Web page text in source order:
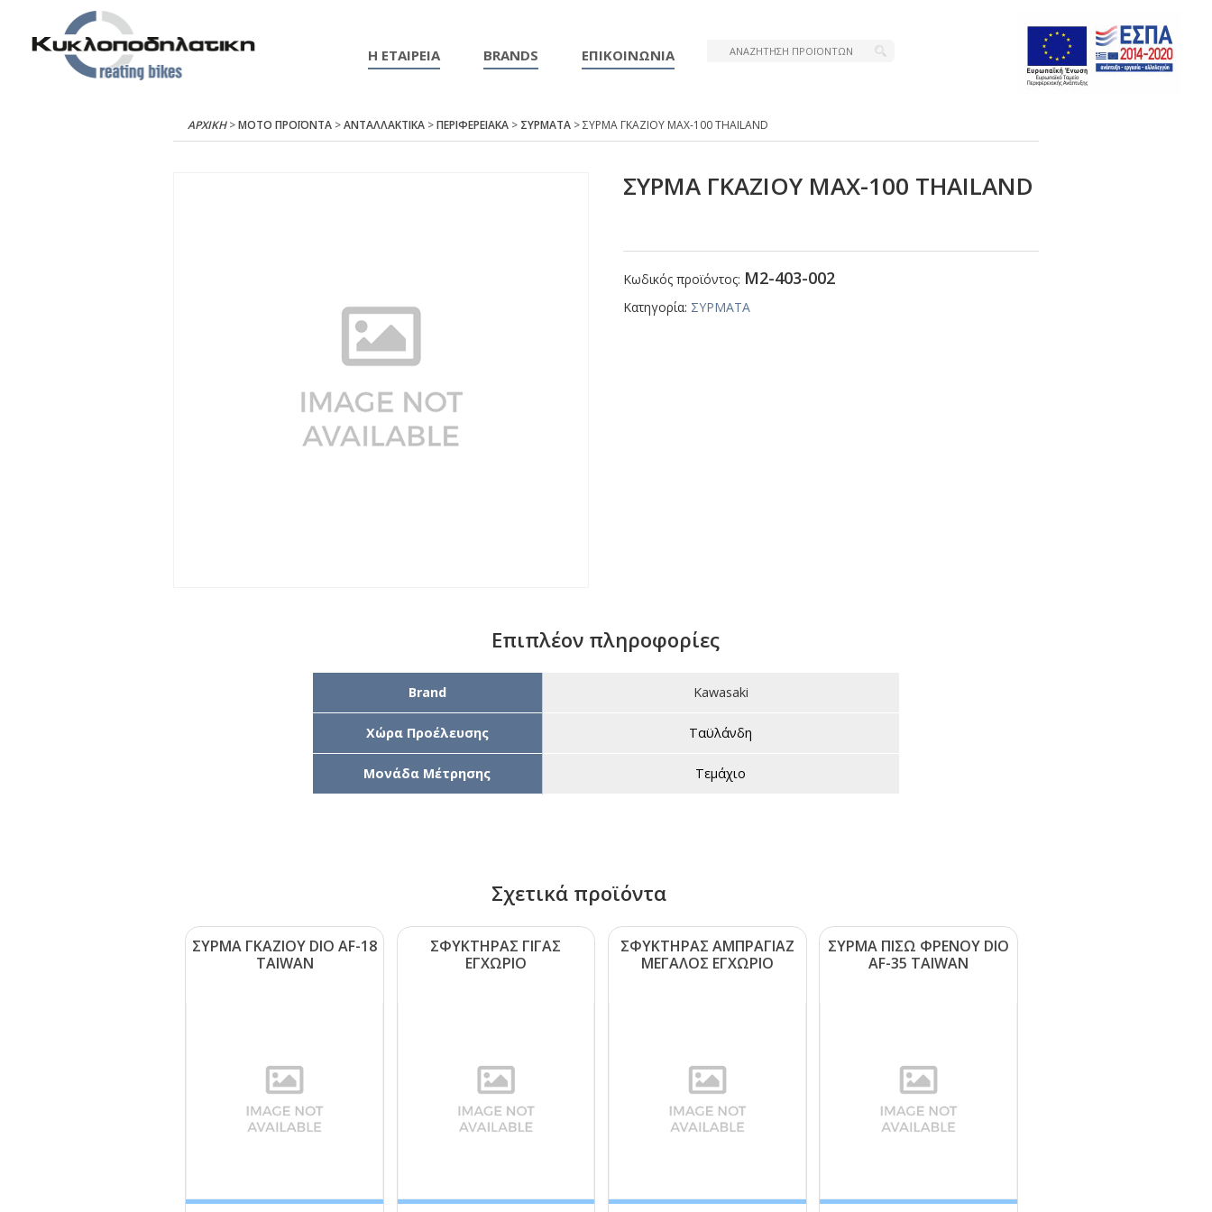
Η ΕΤΑΙΡΕΙΑ BRANDS ΕΠΙΚΟΙΝΩΝΙΑ
ΑΡΧΙΚΉ>ΜΟΤΟ ΠΡΟΪΟΝΤΑ>ΑΝΤΑΛΛΑΚΤΙΚΑ>ΠΕΡΙΦΕΡΕΙΑΚΑ> ΣΥΡΜΑΤΑ> ΣΥΡΜΑ ΓΚΑΖΙΟΥ ΜΑΧ-100 ΤΗΑΙLΑΝD
ΣΥΡΜΑ ΓΚΑΖΙΟΥ ΜΑΧ-100 ΤΗΑΙLΑΝD
Κωδικός προϊόντος: Μ2-403-002
Κατηγορία: ΣΥΡΜΑΤΑ
Επιπλέον πληροφορίες
Brand Kawasaki
Χώρα Προέλευσης Ταϋλάνδη
Μονάδα Μέτρησης Τεμάχιο
Σχετικά προϊόντα
ΣΥΡΜΑ ΓΚΑΖΙΟΥ DΙΟ ΑF-18
ΤΑΙWΑΝ
ΣΦΥΚΤΗΡΑΣ ΓΙΓΑΣ
ΕΓΧΩΡΙΟ
ΣΦΥΚΤΗΡΑΣ ΑΜΠΡΑΓΙΑΖ
ΜΕΓΑΛΟΣ ΕΓΧΩΡΙΟ
ΣΥΡΜΑ ΠΙΣΩ ΦΡΕΝΟΥ DΙΟ
ΑF-35 ΤΑΙWΑΝ